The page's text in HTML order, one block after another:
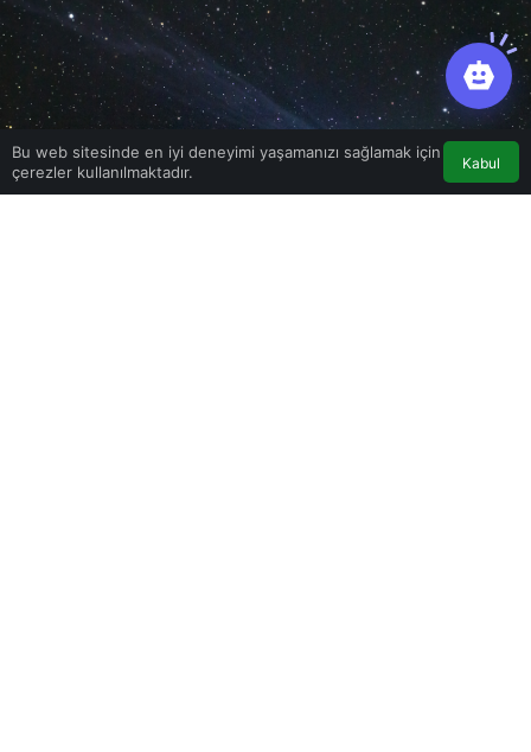
Bu web sitesinde en iyi deneyimi yaşamanızı sağlamak için
çerezler kullanılmaktadır.
Kabul